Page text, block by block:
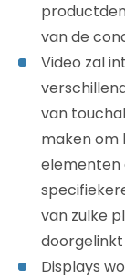
van de
Video zal
van
maken om
elementen
van zulke
Displays